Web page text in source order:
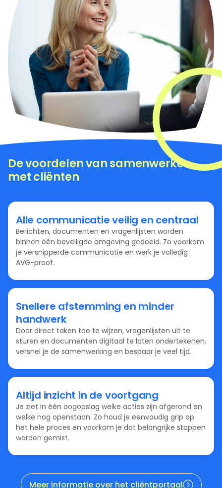
De voordelen van samenwerken
met cliënten
Alle communicatie veilig en centraal
Berichten, documenten en vragenlijsten worden
binnen één beveiligde omgeving gedeeld. Zo voorkom
je versnipperde communicatie en werk je volledig
AVG-proof.
Snellere afstemming en minder
handwerk
Door direct taken toe te wijzen, vragenlijsten uit te
sturen en documenten digitaal te laten ondertekenen,
versnel je de samenwerking en bespaar je veel tijd.
Altijd inzicht in de voortgang
Je ziet in één oogopslag welke acties zijn afgerond en
welke nog openstaan. Zo houd je eenvoudig grip op
het hele proces en voorkom je dat belangrijke stappen
worden gemist.
Meer informatie over het cliëntportaal